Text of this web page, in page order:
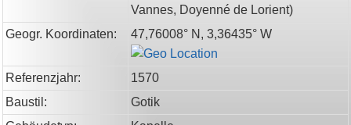
Vannes, Doyenné de Lorient)
Geogr. Koordinaten:
47,76008° N, 3,36435° W
Referenzjahr:
1570
Baustil:
Gotik